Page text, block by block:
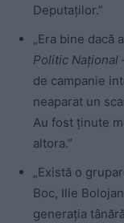
Deputaților.”
„Era bine dacă
Politic Național
de campanie
neaparat un
Au fost ținute
altora.”
„Există o
Boc, Ilie
generația